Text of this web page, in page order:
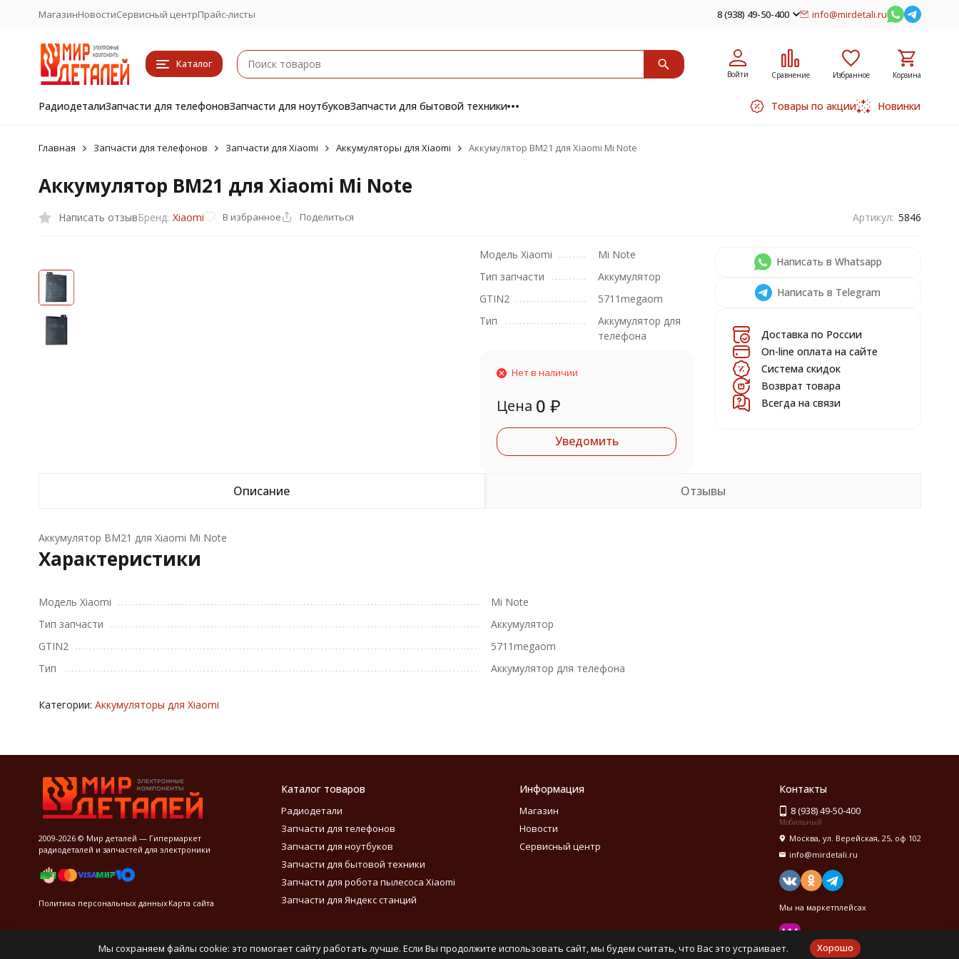
МагазинНовостиСервисный центрПрайс-листы 8 (938) 49-50-400 info@mirdetali.ru
Каталог
Войти Сравнение Избранное Корзина
РадиодеталиЗапчасти для телефоновЗапчасти для ноутбуковЗапчасти для бытовой техники Товары по акции Новинки
Главная Запчасти для телефонов Запчасти для Xiaomi Аккумуляторы для Xiaomi Аккумулятор BM21 для Xiaomi Mi Note
Аккумулятор BM21 для Xiaomi Mi Note
Написать отзывБренд: Xiaomi В избранное Поделиться Артикул: 5846
Модель Xiaomi
Mi Note
Тип запчасти
Аккумулятор
GTIN2
5711megaom
Тип
Аккумулятор для
телефона
Нет в наличии
Цена 0 ₽
Уведомить
Написать в Whatsapp
Написать в Telegram
Доставка по России
On-line оплата на сайте
Система скидок
Возврат товара
Всегда на связи
Описание Отзывы
Аккумулятор BM21 для Xiaomi Mi Note
Характеристики
Модель Xiaomi
Mi Note
Тип запчасти
Аккумулятор
GTIN2
5711megaom
Тип
Аккумулятор для телефона
Категории: Аккумуляторы для Xiaomi
2009-2026 © Мир деталей — Гипермаркет
радиодеталей и запчастей для электроники
Политика персональных данныхКарта сайта
Каталог товаров
Радиодетали
Запчасти для телефонов
Запчасти для ноутбуков
Запчасти для бытовой техники
Запчасти для робота пылесоса Xiaomi
Запчасти для Яндекс станций
Информация
Магазин
Новости
Сервисный центр
Контакты
8 (938) 49-50-400
Мобильный
Москва, ул. Верейская, 25, оф 102
info@mirdetali.ru
Мы на маркетплейсах
Мы сохраняем файлы cookie: это помогает сайту работать лучше. Если Вы продолжите использовать сайт, мы будем считать, что Вас это устраивает. Хорошо